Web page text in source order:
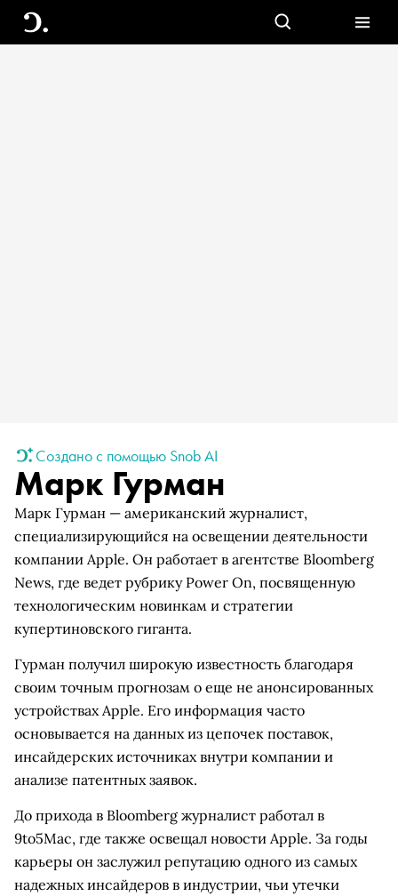
Создано с помощью Snob AI
Марк Гурман
Марк Гурман — американский журналист,
специализирующийся на освещении деятельности
компании Apple. Он работает в агентстве Bloomberg
News, где ведет рубрику Power On, посвященную
технологическим новинкам и стратегии
купертиновского гиганта.
Гурман получил широкую известность благодаря
своим точным прогнозам о еще не анонсированных
устройствах Apple. Его информация часто
основывается на данных из цепочек поставок,
инсайдерских источниках внутри компании и
анализе патентных заявок.
До прихода в Bloomberg журналист работал в
9to5Mac, где также освещал новости Apple. За годы
карьеры он заслужил репутацию одного из самых
надежных инсайдеров в индустрии, чьи утечки